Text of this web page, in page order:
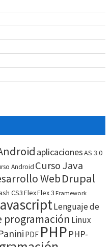
aplicacionesAS 3.0
Android Curso Java
WebDrupal
CS3FlexFlex 3 Framework
Lenguaje de
programación Linux
PDF PHP PHP-